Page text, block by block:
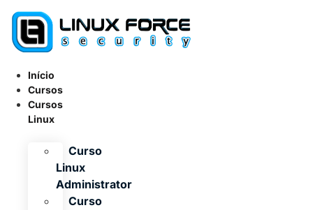
para
conteúdo
Início
Cursos
Cursos
Linux
Curso
Linux
Administrator
Curso